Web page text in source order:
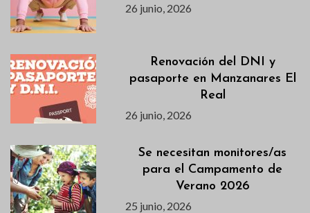
26 junio, 2026
Renovación del DNI y
pasaporte en Manzanares El
Real
26 junio, 2026
Se necesitan monitores/as
para el Campamento de
Verano 2026
25 junio, 2026